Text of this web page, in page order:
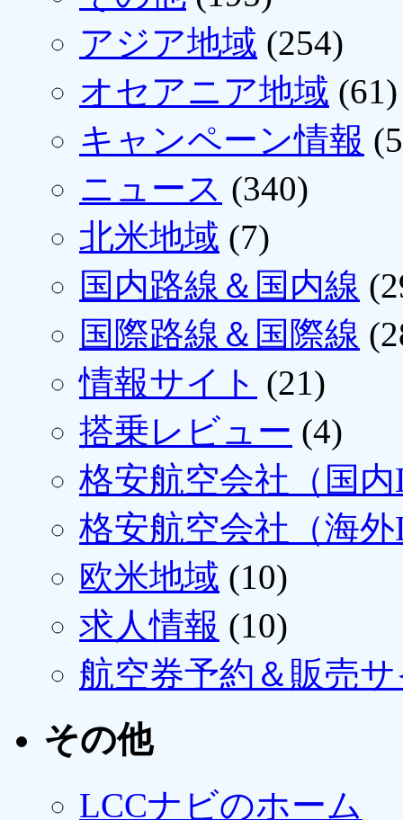
アジア地域 (254)
オセアニア地域 (61)
キャンペーン情報
ニュース (340)
北米地域 (7)
国内路線＆国内線
国際路線＆国際線
情報サイト (21)
搭乗レビュー (4)
格安航空会社（国
格安航空会社（海
欧米地域 (10)
求人情報 (10)
航空券予約＆販売
その他
LCCナビのホーム